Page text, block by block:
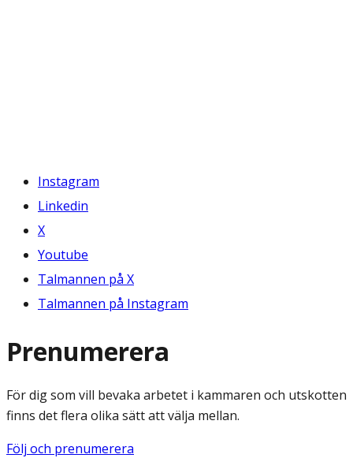
Instagram
Linkedin
X
Youtube
Talmannen på X
Talmannen på Instagram
Prenumerera
För dig som vill bevaka arbetet i kammaren och utskotten
finns det flera olika sätt att välja mellan.
Följ och prenumerera